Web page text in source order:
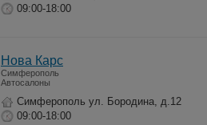
09:00-18:00
Нова Карс
Симферополь
Автосалоны
Симферополь ул. Бородина, д.12
09:00-18:00